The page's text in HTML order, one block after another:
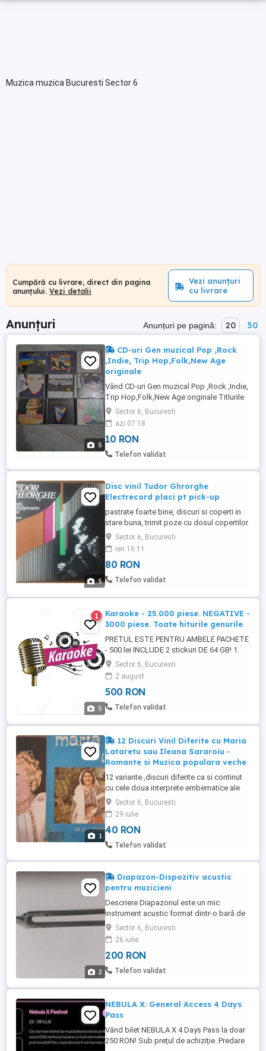
Muzica muzica Bucuresti Sector 6
Cumpără cu livrare, direct din pagina
anunțului. Vezi detalii
Vezi anunțuri
cu livrare
Anunțuri Anunțuri pe pagină: 20 50
5
CD-uri Gen muzical Pop ,Rock
,Indie, Trip Hop,Folk,New Age
originale
Vând CD-uri Gen muzical Pop ,Rock ,Indie,
Trip Hop,Folk,New Age originale Titlurile
se văd în poze Trimit prin
Prioripost,OLX,Curier ETC la ușa dvs. Se
vând minim 5 CD odată! Prețuri începând
de la 10 lei per buc De preferat Plata
anticipat în cont ING Bank. Sunt mai multe
Sector 6, Bucuresti
azi 07:18
10 RON
Telefon validat
5
Disc vinil Tudor Ghrorghe
Electrecord placi pt pick-up
pastrate foarte bine, discuri si coperti in
stare buna, trimit poze cu dosul copertilor
pe WhatsApp la cerere , unde puteti citi ce
melodii contine fiecare disc. 100lei 1buc
sau 400lei 5buc.
Sector 6, Bucuresti
ieri 16:11
80 RON
Telefon validat
5
1
Karaoke - 25.000 piese. NEGATIVE -
3000 piese. Toate hiturile genurile
PRETUL ESTE PENTRU AMBELE PACHETE
- 500 lei INCLUDE 2 stickuri DE 64 GB! 1.
PACHET MELODII DE KARAOKE Peste 20
de mii de melodii de karaoke (aprox 115
GB) format .avi, .kar, .mid, .flv, mp3 .CDG.
Ideal pentru Dj, cluburi, petreceri, nunti,
momente distractive in familie etc.
Sector 6, Bucuresti
2 august
500 RON
Telefon validat
1
12 Discuri Vinil Diferite cu Maria
Lataretu sau Ileana Sararoiu -
Romante si Muzica populara veche
12 variante ,discuri diferite ca si continut
cu cele doua interprete embematice ale
muzicii populare si romantelor vechi
romanesti. Discuri imprimate de
Electrecord in perioada 1956-1978. Stare
foarte buna, insotite de copertile originale
si foliile de protectie din nailon. Pret unic
Sector 6, Bucuresti
29 iulie
40 RON
Telefon validat
2
Diapazon-Dispozitiv acustic
pentru muzicieni
Descriere Diapazonul este un mic
instrument acustic format dintr-o bară de
oțel în formă de U , care vibrează la lovire,
ciupire, emițând de obicei nota muzicală
la și servind la indicarea tonului pentru un
ansamblu coral. Acesta emite un ton
acustic pur odată ce tonurile înalte se
Sector 6, Bucuresti
26 iulie
200 RON
Telefon validat
NEBULA X: General Access 4 Days
Pass
Vând bilet NEBULA X 4 Days Pass la doar
250 RON! Sub prețul de achiziție. Predare